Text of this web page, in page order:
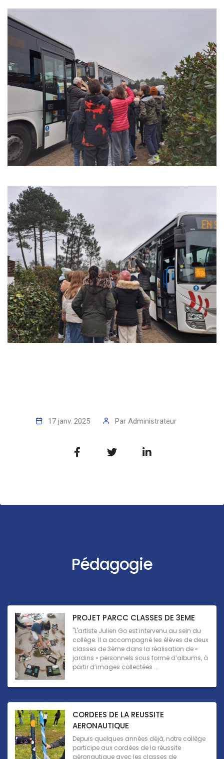
17 janv. 2025 Par Administrateur
Pédagogie
PROJET PARCC CLASSES DE 3EME
"L'artiste Julien Go est intervenu au sein du
collège. Il a accompagné les élèves de deux
classes de 3ème dans la réalisation de «
jardins » personnels sous forme d’albums, à
partir d’images collectées ...
CORDEES DE LA REUSSITE
AERONAUTIQUE
Depuis quelques années déjà, notre collège
participe aux cordées de la réussite
aéronautique avec les classes de